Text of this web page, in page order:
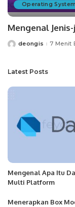
Operating System
Mengenal
Posteddeongis 7 Menit
Latest Posts
Mengenal Apa Itu
Multi Platform
Menerapkan Box